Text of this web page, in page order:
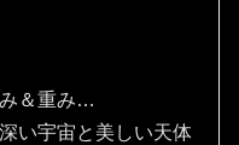
＆重み…
い宇宙と美しい天体